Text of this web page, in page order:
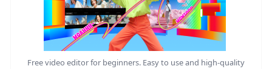
Free video editor for beginners. Easy to use and high-quality